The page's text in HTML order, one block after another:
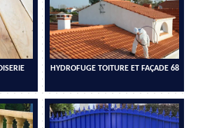
HYDROFUGE TOITURE ET FAÇADE 68